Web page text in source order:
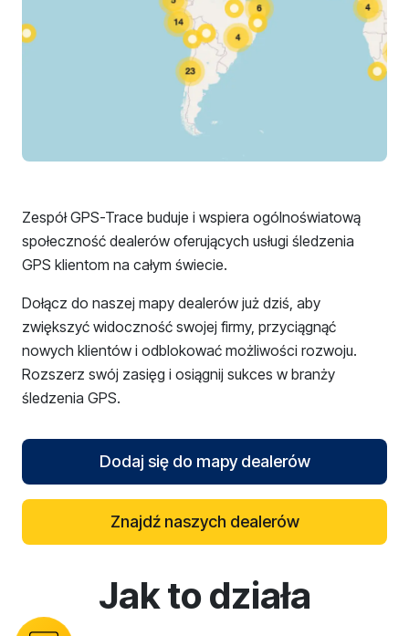
Zespół GPS-Trace buduje i wspiera ogólnoświatową
społeczność dealerów oferujących usługi śledzenia
GPS klientom na całym świecie.
Dołącz do naszej mapy dealerów już dziś, aby
zwiększyć widoczność swojej firmy, przyciągnąć
nowych klientów i odblokować możliwości rozwoju.
Rozszerz swój zasięg i osiągnij sukces w branży
śledzenia GPS.
Dodaj się do mapy dealerów
Znajdź naszych dealerów
reCAPTCHA verificationJak to działa